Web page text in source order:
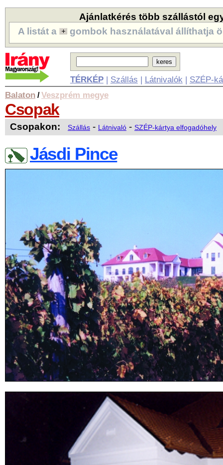
Ajánlatkérés több szállástól
A listát a
gombok használatával állíthatja
TÉRKÉP| Szállás | Látnivalók | SZÉP-
Balaton /Veszprém megye
Csopak
Csopakon: Szállás - Látnivaló - SZÉP-kártya elfogadóhely
Jásdi Pince